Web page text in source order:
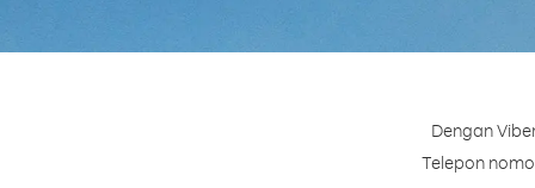
Dengan
Telepon